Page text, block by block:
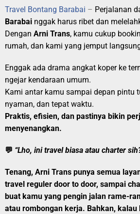
Travel Bontang Barabai – Perjalanan
Barabai nggak harus ribet dan
Dengan Arni Trans, kamu cukup
rumah, dan kami yang jemput
Enggak ada drama angkat koper ke
ngejar kendaraan umum.
Kami antar kamu sampai depan pintu
nyaman, dan tepat waktu.
Praktis, efisien, dan pastinya bikin
menyenangkan.
💬 “Lho, ini travel biasa atau charter
Tenang, Arni Trans punya semua
travel reguler door to door, sampai
buat kamu yang pengin jalan rame-
atau rombongan kerja. Bahkan,